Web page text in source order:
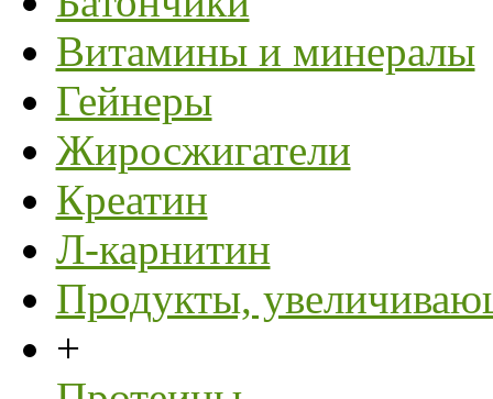
Витамины и минералы
Гейнеры
Жиросжигатели
Креатин
Л-карнитин
Продукты,
+